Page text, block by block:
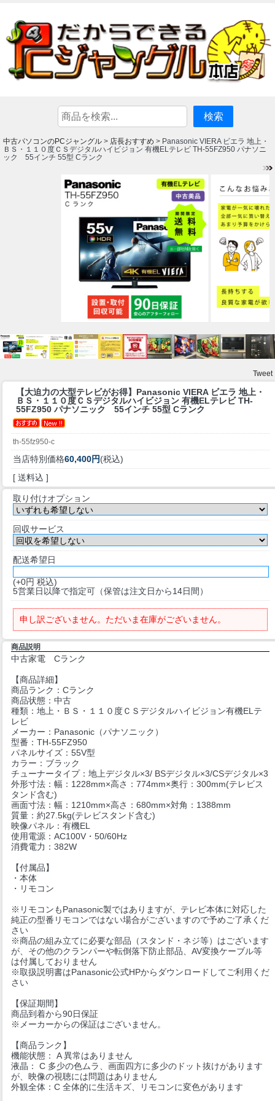
中古パソコンのPCジャングル > 店長おすすめ > Panasonic VIERA ビエラ 地上・
ＢＳ・１１０度ＣＳデジタルハイビジョン 有機ELテレビ TH-55FZ950 パナソニ
ック 55インチ 55型 Cランク
Tweet
【大迫力の大型テレビがお得】 Panasonic VIERA ビエラ 地上・
ＢＳ・１１０度ＣＳデジタルハイビジョン 有機ELテレビ TH-
55FZ950 パナソニック 55インチ 55型 Cランク
th-55fz950-c
当店特別価格60,400円(税込)
[ 送料込 ]
取り付けオプション
回収サービス
配送希望日
(+0円 税込)
5営業日以降で指定可（保管は注文日から14日間）
申し訳ございません。ただいま在庫がございません。
商品説明
中古家電 Cランク
【商品詳細】
商品ランク：Cランク
商品状態：中古
種類：地上・ＢＳ・１１０度ＣＳデジタルハイビジョン有機ELテ
レビ
メーカー：Panasonic（パナソニック）
型番：TH-55FZ950
パネルサイズ：55V型
カラー：ブラック
チューナータイプ：地上デジタル×3/ BSデジタル×3/CSデジタル×3
外形寸法：幅：1228mm×高さ：774mm×奥行：300mm(テレビス
タンド含む)
画面寸法：幅：1210mm×高さ：680mm×対角：1388mm
質量：約27.5kg(テレビスタンド含む)
映像パネル：有機EL
使用電源：AC100V・50/60Hz
消費電力：382W
【付属品】
・本体
・リモコン
※リモコンもPanasonic製ではありますが、テレビ本体に対応した
純正の型番リモコンではない場合がございますので予めご了承くだ
さい
※商品の組み立てに必要な部品（スタンド・ネジ等）はございます
が、その他のクランパーや転倒落下防止部品、AV変換ケーブル等
は付属しておりません
※取扱説明書はPanasonic公式HPからダウンロードしてご利用くだ
さい
【保証期間】
商品到着から90日保証
※メーカーからの保証はございません。
【商品ランク】
機能状態： A 異常はありません
液晶： C 多少の色ムラ、画面四方に多少のドット抜けがあります
が、映像の視聴には問題はありません
外観全体：C 全体的に生活キズ、リモコンに変色があります